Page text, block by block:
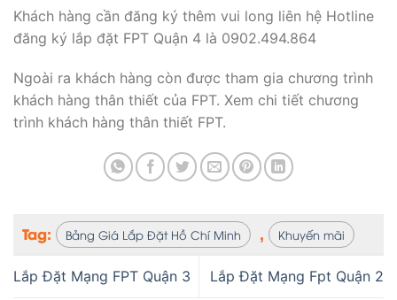
Khách hàng cần đăng ký thêm vui long liên hệ Hotline
đăng ký lắp đặt FPT Quận 4 là 0902.494.864
Ngoài ra khách hàng còn được tham gia chương trình
khách hàng thân thiết của FPT. Xem chi tiết chương
trình khách hàng thân thiết FPT.
Tag: Bảng Giá Lắp Đặt Hồ Chí Minh , Khuyến mãi
Lắp Đặt Mạng FPT Quận 3 Lắp Đặt Mạng Fpt Quận 2